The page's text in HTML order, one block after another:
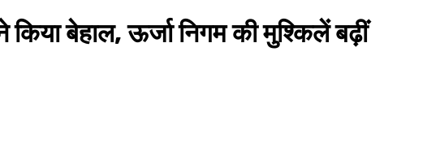
किया बेहाल, ऊर्जा निगम की मुश्किलें बढ़ीं